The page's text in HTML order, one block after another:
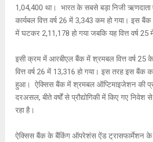
1,04,400 था। भारत के सबसे बड़ा निजी
कार्यबल वित्त वर्ष 26 में 3,343 कम हो गया। इस बैंक
में घटकर 2,11,178 हो गया जबकि यह वित्त वर्ष 25
इसी क्रम में आरबीएल बैंक में श्रमबल वित्त वर्ष
वित्त वर्ष 26 में 13,316 हो गया। इस तरह इस
हुआ। ऐक्सिस बैंक में श्रमबल ऑप्टिमाइजेशन की
दरअसल, बीते वर्षों से प्रौद्योगिकी में किए गए निवेश
रहा है।
ऐक्सिस बैंक के बैंकिंग ऑपरेशंस ऐंड ट्रासफार्मेशन के